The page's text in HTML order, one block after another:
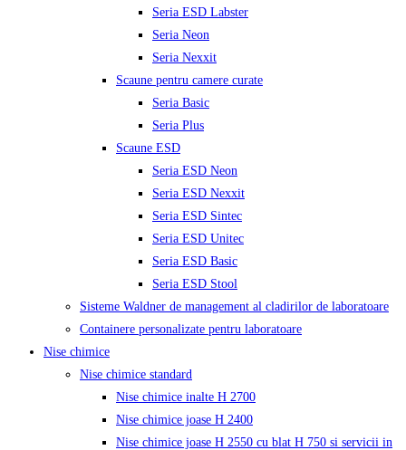
Seria ESD Labster
Seria Neon
Seria Nexxit
Scaune pentru camere curate
Seria Basic
Seria Plus
Scaune ESD
Seria ESD Neon
Seria ESD Nexxit
Seria ESD Sintec
Seria ESD Unitec
Seria ESD Basic
Seria ESD Stool
Sisteme Waldner de management al cladirilor de laboratoare
Containere personalizate pentru laboratoare
Nise chimice
Nise chimice standard
Nise chimice inalte H 2700
Nise chimice joase H 2400
Nise chimice joase H 2550 cu blat H 750 si servicii in